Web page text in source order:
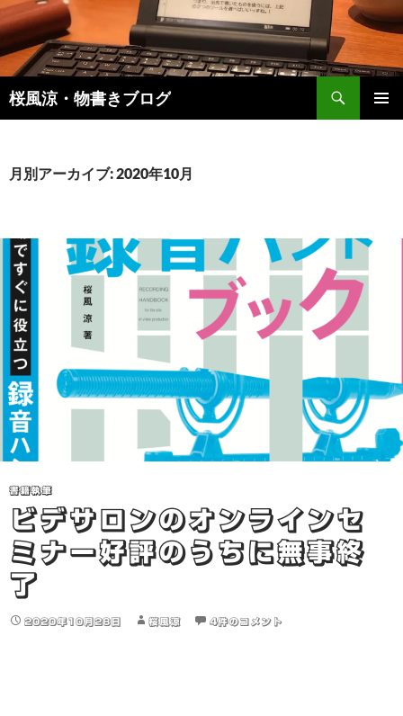
桜風涼・物書きブログ
検
索
ン
キ
ッ
プ
月別アーカイブ: 2020年10月
書籍執筆
ビデサロンのオンラインセ
ミナー好評のうちに無事終
了
2020年10月28日 桜風涼 4件のコメント